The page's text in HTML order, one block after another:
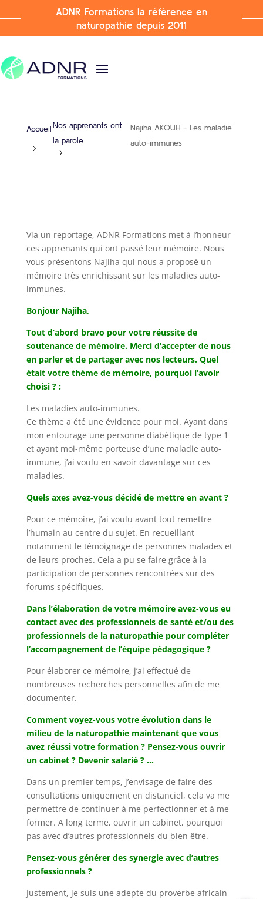
ADNR Formations la référence en
naturopathie depuis 2011
AccueilNos apprenants ont
la parole
Najiha AKOUH - Les maladie
auto-immunes
Via un reportage, ADNR Formations met à l’honneur
ces apprenants qui ont passé leur mémoire. Nous
vous présentons Najiha qui nous a proposé un
mémoire très enrichissant sur les maladies auto-
immunes.
Bonjour Najiha,
Tout d’abord bravo pour votre réussite de
soutenance de mémoire. Merci d’accepter de nous
en parler et de partager avec nos lecteurs. Quel
était votre thème de mémoire, pourquoi l’avoir
choisi ? :
Les maladies auto-immunes.
Ce thème a été une évidence pour moi. Ayant dans
mon entourage une personne diabétique de type 1
et ayant moi-même porteuse d’une maladie auto-
immune, j’ai voulu en savoir davantage sur ces
maladies.
Quels axes avez-vous décidé de mettre en avant ?
Pour ce mémoire, j’ai voulu avant tout remettre
l’humain au centre du sujet. En recueillant
notamment le témoignage de personnes malades et
de leurs proches. Cela a pu se faire grâce à la
participation de personnes rencontrées sur des
forums spécifiques.
Dans l’élaboration de votre mémoire avez-vous eu
contact avec des professionnels de santé et/ou des
professionnels de la naturopathie pour compléter
l’accompagnement de l’équipe pédagogique ?
Pour élaborer ce mémoire, j’ai effectué de
nombreuses recherches personnelles afin de me
documenter.
Comment voyez-vous votre évolution dans le
milieu de la naturopathie maintenant que vous
avez réussi votre formation ? Pensez-vous ouvrir
un cabinet ? Devenir salarié ? …
Dans un premier temps, j’envisage de faire des
consultations uniquement en distanciel, cela va me
permettre de continuer à me perfectionner et à me
former. A long terme, ouvrir un cabinet, pourquoi
pas avec d’autres professionnels du bien être.
Pensez-vous générer des synergie avec d’autres
professionnels ?
Justement, je suis une adepte du proverbe africain